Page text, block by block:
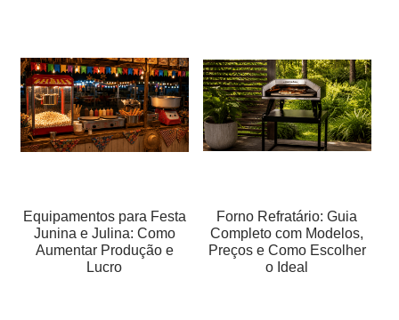
Equipamentos para Festa
Junina e Julina: Como
Aumentar Produção e
Lucro
Forno Refratário: Guia
Completo com Modelos,
Preços e Como Escolher
o Ideal